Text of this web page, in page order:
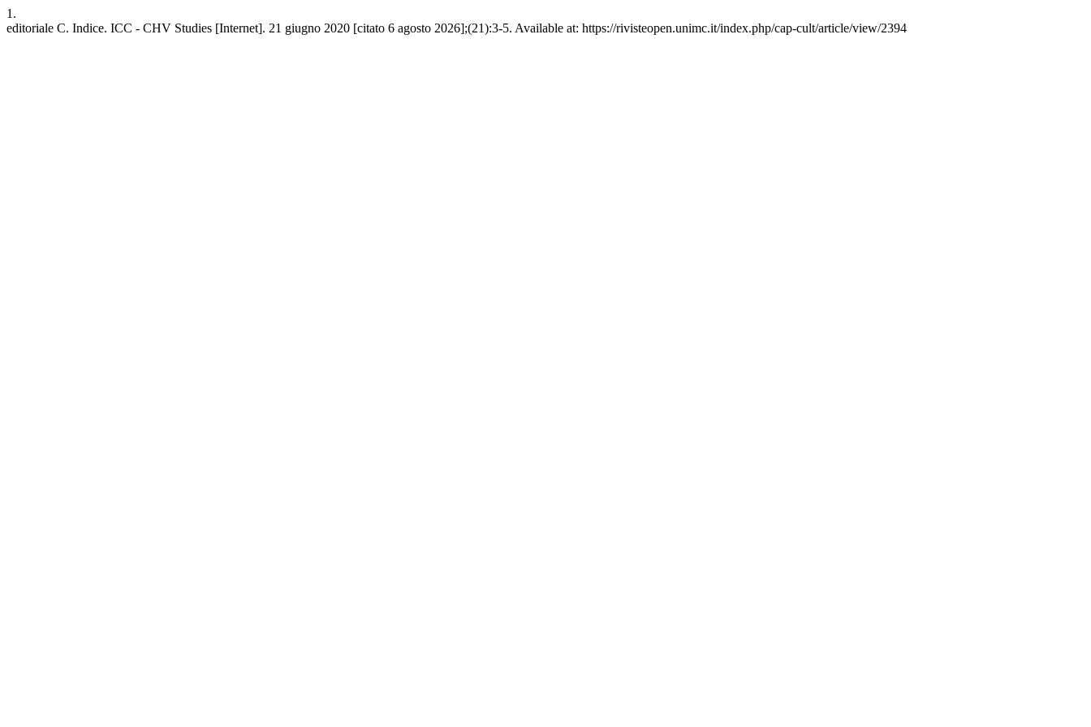
1.
editoriale C. Indice. ICC - CHV Studies [Internet]. 21 giugno 2020 [citato 6 agosto 2026];(21):3-5. Available at: https://rivisteopen.unimc.it/index.php/cap-cult/article/view/2394